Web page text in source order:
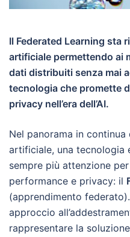
Il Federated Learning sta
artificiale permettendo ai
dati distribuiti senza mai
tecnologia che promette
privacy nell’era dell’AI.
Nel panorama in continua
artificiale, una tecnologia
sempre più attenzione
performance e privacy: il
(apprendimento
approccio
rappresentare la